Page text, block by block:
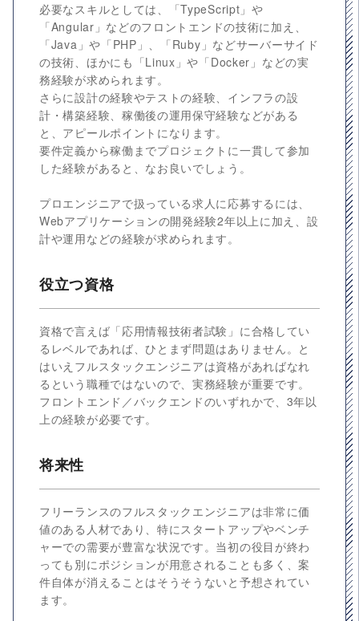
必要なスキルとしては、「TypeScript」や
「Angular」などのフロントエンドの技術に加え、
「Java」や「PHP」、「Ruby」などサーバーサイド
の技術、ほかにも「Linux」や「Docker」などの実
務経験が求められます。
さらに設計の経験やテストの経験、インフラの設
計・構築経験、稼働後の運用保守経験などがある
と、アピールポイントになります。
要件定義から稼働までプロジェクトに一貫して参加
した経験があると、なお良いでしょう。
プロエンジニアで扱っている求人に応募するには、
Webアプリケーションの開発経験2年以上に加え、設
計や運用などの経験が求められます。
役立つ資格
資格で言えば「応用情報技術者試験」に合格してい
るレベルであれば、ひとまず問題はありません。と
はいえフルスタックエンジニアは資格があればなれ
るという職種ではないので、実務経験が重要です。
フロントエンド／バックエンドのいずれかで、3年以
上の経験が必要です。
将来性
フリーランスのフルスタックエンジニアは非常に価
値のある人材であり、特にスタートアップやベンチ
ャーでの需要が豊富な状況です。当初の役目が終わ
っても別にポジションが用意されることも多く、案
件自体が消えることはそうそうないと予想されてい
ます。